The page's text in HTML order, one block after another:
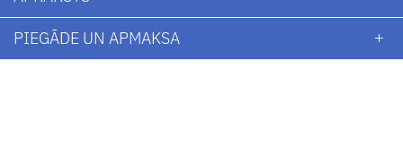
PIEGĀDE UN APMAKSA